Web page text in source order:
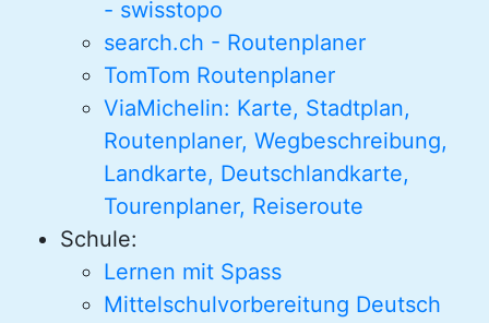
- swisstopo
search.ch - Routenplaner
TomTom Routenplaner
ViaMichelin: Karte, Stadtplan,
Routenplaner, Wegbeschreibung,
Landkarte, Deutschlandkarte,
Tourenplaner, Reiseroute
Schule:
Lernen mit Spass
Mittelschulvorbereitung Deutsch